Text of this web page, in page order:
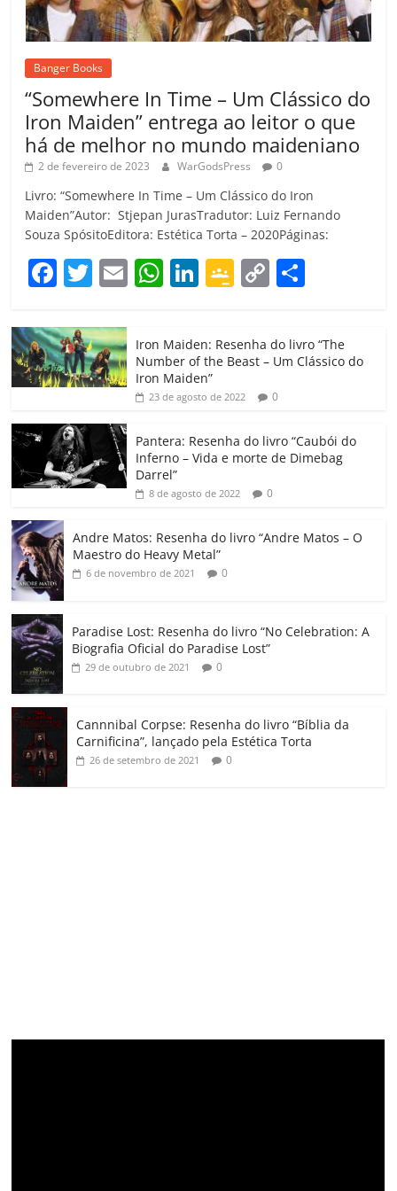
Banger Books
“Somewhere In Time – Um Clássico do
Iron Maiden” entrega ao leitor o que
há de melhor no mundo maideniano
2 de fevereiro de 2023 WarGodsPress 0
Livro: “Somewhere In Time – Um Clássico do Iron
Maiden”Autor: Stjepan JurasTradutor: Luiz Fernando
Souza SpósitoEditora: Estética Torta – 2020Páginas:
F
c
e
b
o
o
k
T
itt
er
E W
at
s
A
p
Li
e
dI
G
gl
e
Cl
a
ss
ro
o
C
p
y
Li
k
m
p
h
ar
Iron Maiden: Resenha do livro “The
Number of the Beast – Um Clássico do
Iron Maiden”
23 de agosto de 2022 0
Pantera: Resenha do livro “Caubói do
Inferno – Vida e morte de Dimebag
Darrel”
8 de agosto de 2022 0
Andre Matos: Resenha do livro “Andre Matos – O
Maestro do Heavy Metal”
6 de novembro de 2021 0
Paradise Lost: Resenha do livro “No Celebration: A
Biografia Oficial do Paradise Lost”
29 de outubro de 2021 0
Cannnibal Corpse: Resenha do livro “Bíblia da
Carnificina”, lançado pela Estética Torta
26 de setembro de 2021 0